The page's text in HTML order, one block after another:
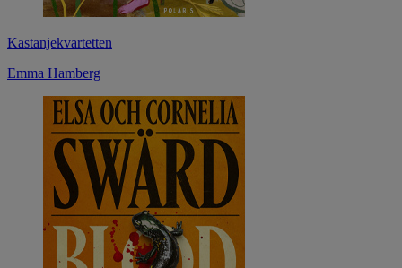
Kastanjekvartetten
Emma Hamberg